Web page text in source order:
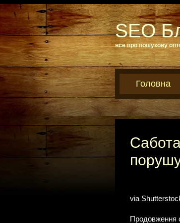
SEO
все про пошукову
Головна
via
Продовження